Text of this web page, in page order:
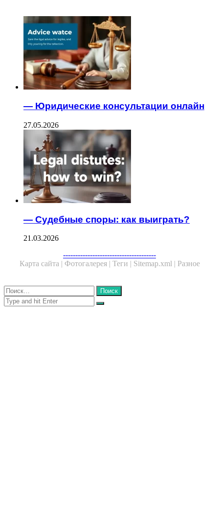
— Юридические консультации онлайн
27.05.2026
— Судебные споры: как выиграть?
21.03.2026
--------------------------------------
Карта сайта | Фотогалерея | Теги | Sitemap.xml | Разное
Close
Найти:
Close
Search